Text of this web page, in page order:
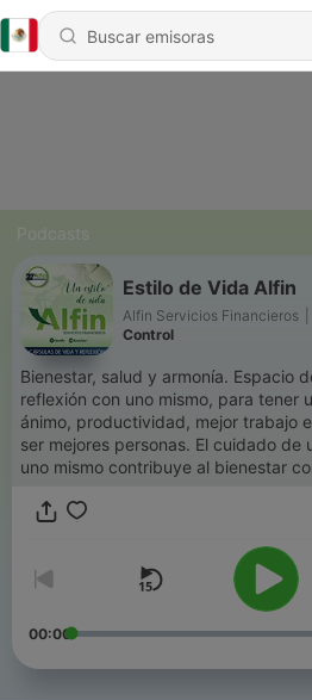
Podcasts
Estilo de Vida Alfin
Alfin Servicios Financieros
Control
Bienestar, salud y armonía. Espacio
reflexión con uno mismo, para tener
ánimo, productividad, mejor trabajo
ser mejores personas. El cuidado de uno mismo El velar por
uno mismo contribuye al bienestar
00:00